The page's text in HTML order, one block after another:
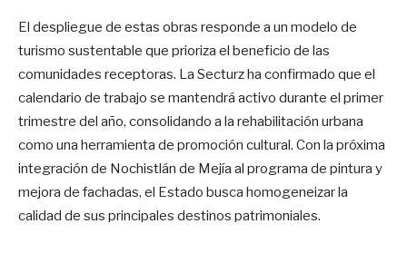
El despliegue de estas obras responde a un modelo de
turismo sustentable que prioriza el beneficio de las
comunidades receptoras. La Secturz ha confirmado que el
calendario de trabajo se mantendrá activo durante el primer
trimestre del año, consolidando a la rehabilitación urbana
como una herramienta de promoción cultural. Con la próxima
integración de Nochistlán de Mejía al programa de pintura y
mejora de fachadas, el Estado busca homogeneizar la
calidad de sus principales destinos patrimoniales.